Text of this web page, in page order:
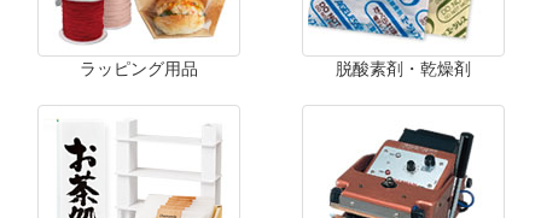
ラッピング用品 脱酸素剤・乾燥剤